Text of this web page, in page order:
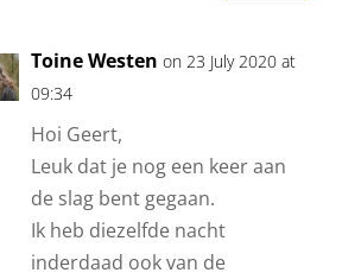
Toine Westen on 23 July 2020 at
09:34
Hoi Geert,
Leuk dat je nog een keer aan
de slag bent gegaan.
Ik heb diezelfde nacht
inderdaad ook van de